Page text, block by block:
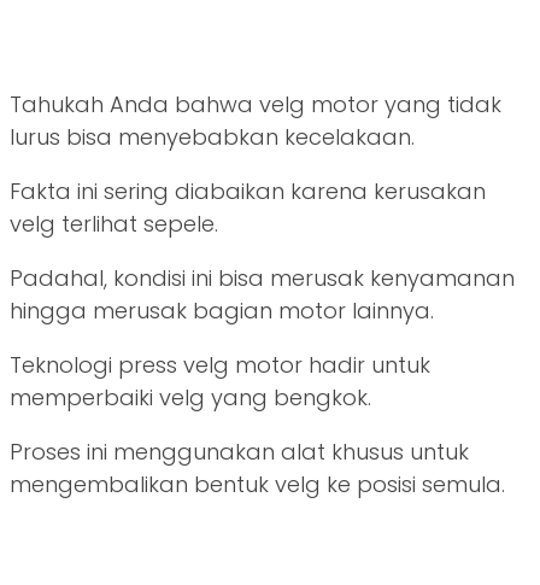
Tahukah Anda bahwa velg motor yang tidak
lurus bisa menyebabkan kecelakaan.
Fakta ini sering diabaikan karena kerusakan
velg terlihat sepele.
Padahal, kondisi ini bisa merusak kenyamanan
hingga merusak bagian motor lainnya.
Teknologi press velg motor hadir untuk
memperbaiki velg yang bengkok.
Proses ini menggunakan alat khusus untuk
mengembalikan bentuk velg ke posisi semula.